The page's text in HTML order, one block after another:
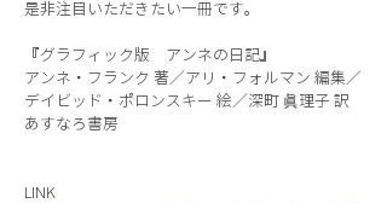
是非注目いただきたい一冊です。
『グラフィック版 アンネの日記』
アンネ・フランク 著／アリ・フォルマン 編集／
デイビッド・ポロンスキー 絵／深町 眞理子 訳
あすなろ書房
LINK